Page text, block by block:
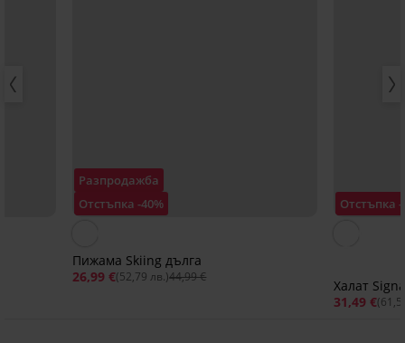
Разпродажба
Отстъпка -40%
Пижама Skiing дълга
26,99 €(52,79 лв.)44,99 €
Отстъпка -
Халат
31,49 €